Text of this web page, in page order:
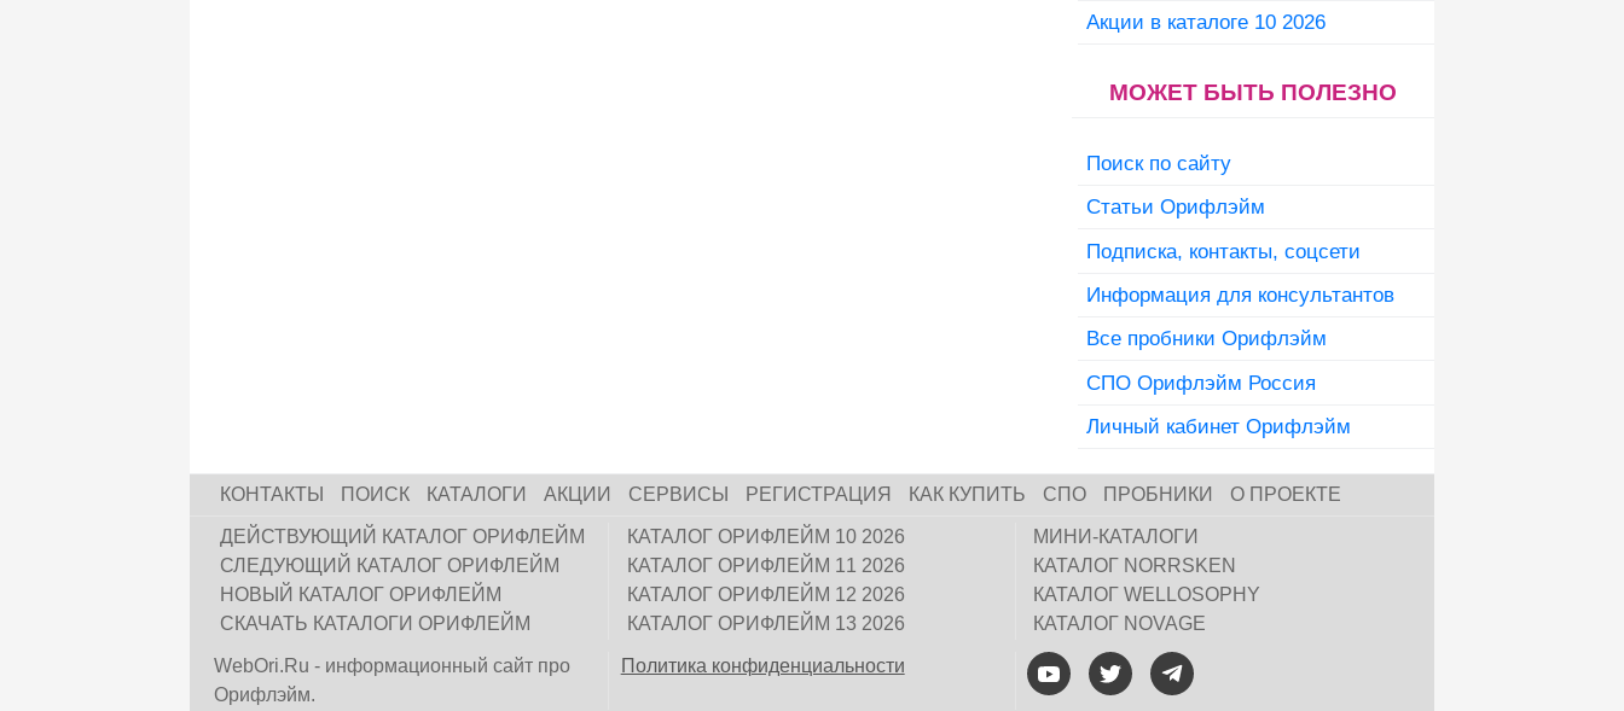
Акции в каталоге 10 2026
МОЖЕТ БЫТЬ ПОЛЕЗНО
Поиск по сайту
Статьи Орифлэйм
Подписка, контакты, соцсети
Информация для консультантов
Все пробники Орифлэйм
СПО Орифлэйм Россия
Личный кабинет Орифлэйм
КОНТАКТЫ ПОИСК КАТАЛОГИ АКЦИИ СЕРВИСЫ РЕГИСТРАЦИЯ КАК КУПИТЬ СПО ПРОБНИКИ О ПРОЕКТЕ
ДЕЙСТВУЮЩИЙ КАТАЛОГ ОРИФЛЕЙМ
СЛЕДУЮЩИЙ КАТАЛОГ ОРИФЛЕЙМ
НОВЫЙ КАТАЛОГ ОРИФЛЕЙМ
СКАЧАТЬ КАТАЛОГИ ОРИФЛЕЙМ
КАТАЛОГ ОРИФЛЕЙМ 10 2026
КАТАЛОГ ОРИФЛЕЙМ 11 2026
КАТАЛОГ ОРИФЛЕЙМ 12 2026
КАТАЛОГ ОРИФЛЕЙМ 13 2026
МИНИ-КАТАЛОГИ
КАТАЛОГ NORRSKEN
КАТАЛОГ WELLOSOPHY
КАТАЛОГ NOVAGE
WebOri.Ru - информационный сайт про
Орифлэйм.
Политика конфиденциальности